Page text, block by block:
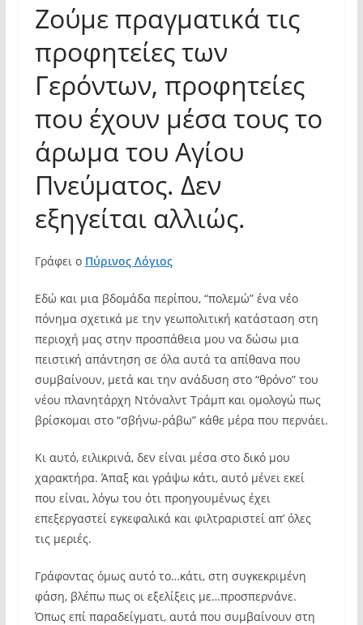
Ζούμε πραγματικά τις
προφητείες των
Γερόντων, προφητείες
που έχουν μέσα τους το
άρωμα του Αγίου
Πνεύματος. Δεν
εξηγείται αλλιώς.
Γράφει ο Πύρινος Λόγιος
Εδώ και μια βδομάδα περίπου, “πολεμώ” ένα νέο
πόνημα σχετικά με την γεωπολιτική κατάσταση στη
περιοχή μας στην προσπάθεια μου να δώσω μια
πειστική απάντηση σε όλα αυτά τα απίθανα που
συμβαίνουν, μετά και την ανάδυση στο “θρόνο” του
νέου πλανητάρχη Ντόναλντ Τράμπ και ομολογώ πως
βρίσκομαι στο “σβήνω-ράβω” κάθε μέρα που περνάει.
Κι αυτό, ειλικρινά, δεν είναι μέσα στο δικό μου
χαρακτήρα. Άπαξ και γράψω κάτι, αυτό μένει εκεί
που είναι, λόγω του ότι προηγουμένως έχει
επεξεργαστεί εγκεφαλικά και φιλτραριστεί απ’ όλες
τις μεριές.
Γράφοντας όμως αυτό το…κάτι, στη συγκεκριμένη
φάση, βλέπω πως οι εξελίξεις με…προσπερνάνε.
Όπως επί παραδείγματι, αυτά που συμβαίνουν στη